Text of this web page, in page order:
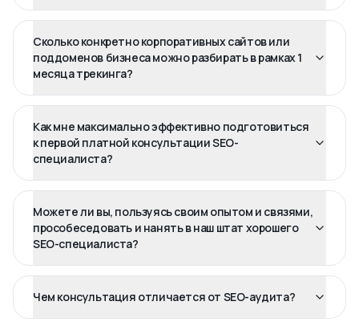
Сколько конкретно корпоративных сайтов или
поддоменов бизнеса можно разбирать в рамках 1
месяца трекинга?
Как мне максимально эффективно подготовиться
к первой платной консультации SEO-
специалиста?
Можете ли вы, пользуясь своим опытом и связями,
прособеседовать и нанять в наш штат хорошего
SEO-специалиста?
Чем консультация отличается от SEO-аудита?